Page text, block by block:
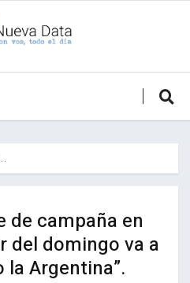
de campaña en
del domingo va a
Argentina”.